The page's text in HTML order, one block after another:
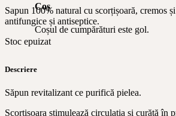
Coș
Coșul de cumpărături este gol.
Sapun 100% natural cu scorțișoară, cremos
antifungice și antiseptice.
Stoc epuizat
Descriere
Săpun revitalizant ce purifică pielea.
Scorțișoara stimulează circulația și curăță în